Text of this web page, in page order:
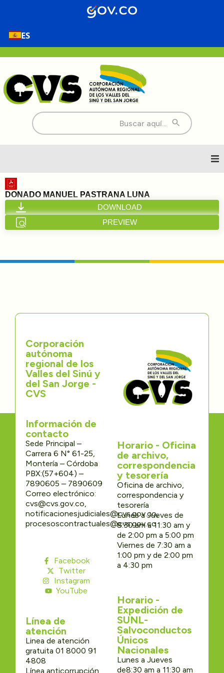
ES
Buscar:
Inicio
Nosotros
Transparencia
Participa
Trámites y Servicios
Contáctenos
DONADO MANUEL PASTRANA LUNA
DOWNLOAD
PREVIEW
Corporación
autónoma
regional de los
Valles del Sinú y
del San Jorge -
CVS
Información de
contacto
Sede Principal –
Carrera 6 N° 61-25,
Montería – Córdoba
PBX:(57+604) –
7890605 – 7890609
Correo electrónico:
cvs@cvs.gov.co,
notificacionesjudiciales@cvs.gov.co,
procesoscontractuales@cvs.gov.co
Facebook
Twitter
Instagram
YouTube
Línea de
atención
Linea de atención
gratuita 01 8000 91
4808
Línea anticorrupción
Horario - Oficina
de archivo,
correspondencia
y tesorería
Oficina de archivo,
correspondencia y
tesorería
Lunes a Jueves de
8:30 am a 11:30 am y
de 2:00 pm a 5:00 pm
Viernes de 7:30 am a
1:00 pm y de 2:00 pm
a 4:30 pm
Horario -
Expedición de
SUNL-
Salvoconductos
Únicos
Nacionales
Lunes a Jueves
de8:30 am a 11:30 am